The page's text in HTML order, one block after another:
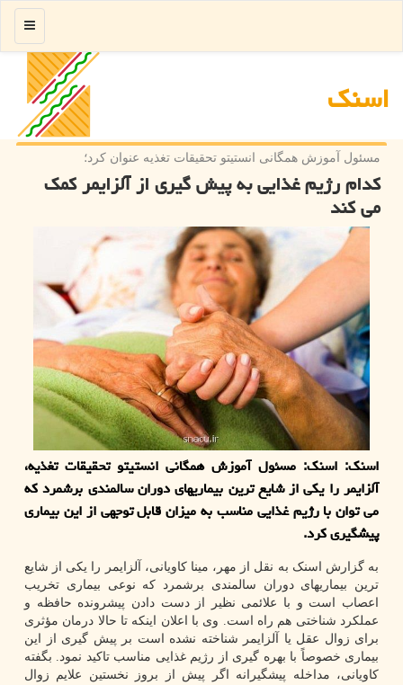
اسنك
منو
مسئول آموزش همگانی انستیتو تحقیقات تغذیه عنوان كرد؛
کدام رژیم غذایی به پیش گیری از آلزایمر کمک
می کند
اسنک: اسنک: مسئول آموزش همگانی انستیتو تحقیقات تغذیه،
آلزایمر را یکی از شایع ترین بیماریهای دوران سالمندی برشمرد که
می توان با رژیم غذایی مناسب به میزان قابل توجهی از این بیماری
پیشگیری کرد.
به گزارش اسنک به نقل از مهر، مینا کاویانی، آلزایمر را یکی از شایع
ترین بیماریهای دوران سالمندی برشمرد که نوعی بیماری تخریب
اعصاب است و با علائمی نظیر از دست دادن پیشرونده حافظه و
عملکرد شناختی هم راه است. وی با اعلان اینکه تا حالا درمان مؤثری
برای زوال عقل یا آلزایمر شناخته نشده است بر پیش گیری از این
بیماری خصوصاً با بهره گیری از رژیم غذایی مناسب تاکید نمود. بگفته
کاویانی، مداخله پیشگیرانه اگر پیش از بروز نخستین علایم زوال